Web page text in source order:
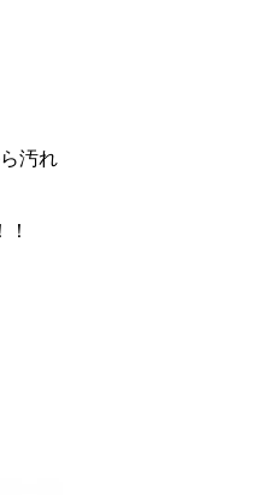
汚れ